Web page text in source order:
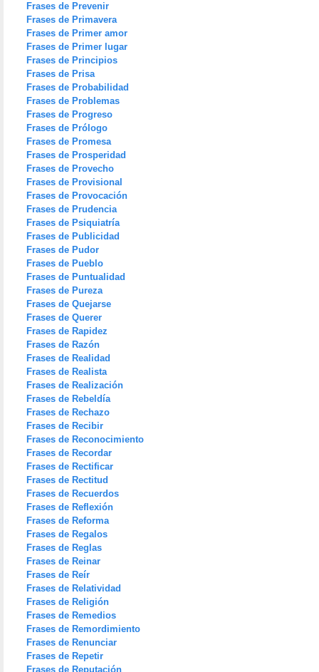
Frases de Prevenir
Frases de Primavera
Frases de Primer amor
Frases de Primer lugar
Frases de Principios
Frases de Prisa
Frases de Probabilidad
Frases de Problemas
Frases de Progreso
Frases de Prólogo
Frases de Promesa
Frases de Prosperidad
Frases de Provecho
Frases de Provisional
Frases de Provocación
Frases de Prudencia
Frases de Psiquiatría
Frases de Publicidad
Frases de Pudor
Frases de Pueblo
Frases de Puntualidad
Frases de Pureza
Frases de Quejarse
Frases de Querer
Frases de Rapidez
Frases de Razón
Frases de Realidad
Frases de Realista
Frases de Realización
Frases de Rebeldía
Frases de Rechazo
Frases de Recibir
Frases de Reconocimiento
Frases de Recordar
Frases de Rectificar
Frases de Rectitud
Frases de Recuerdos
Frases de Reflexión
Frases de Reforma
Frases de Regalos
Frases de Reglas
Frases de Reinar
Frases de Reír
Frases de Relatividad
Frases de Religión
Frases de Remedios
Frases de Remordimiento
Frases de Renunciar
Frases de Repetir
Frases de Reputación